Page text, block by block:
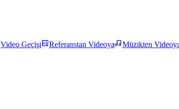
Video Geçişi Referanstan Videoya Müzikten